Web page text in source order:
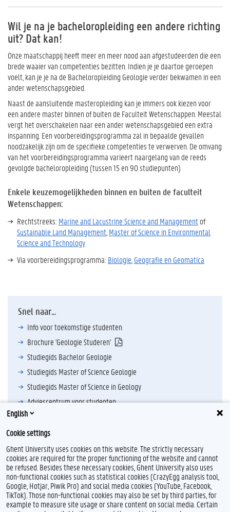
Wil je na je bacheloropleiding een andere richting
uit? Dat kan!
Onze maatschappij heeft meer en meer nood aan afgestudeerden die een
brede waaier van competenties bezitten. Indien je je daartoe geroepen
voelt, kan je je na de Bacheloropleiding Geologie verder bekwamen in een
ander wetenschapsgebied.
Naast de aansluitende masteropleiding kan je immers ook kiezen voor
een andere master binnen of buiten de Faculteit Wetenschappen. Meestal
vergt het overschakelen naar een ander wetenschapsgebied een extra
inspanning. Een voorbereidingsprogramma zal in bepaalde gevallen
noodzakelijk zijn om de specifieke competenties te verwerven. De omvang
van het voorbereidingsprogramma varieert naargelang van de reeds
gevolgde bacheloropleiding (tussen 15 en 90 studiepunten)
Enkele keuzemogelijkheden binnen en buiten de faculteit
Wetenschappen:
Rechtstreeks: Marine and Lacustrine Science and Managementof
Sustainable Land Management Master of Science in Environmental
Science and Technology
Via voorbereidingsprogramma: Biologie Geografie en Geomatica
Snel naar...
Info voor toekomstige studenten
Brochure 'Geologie Studeren'
Studiegids Bachelor Geologie
Studiegids Master of Science Geologie
Studiegids Master of Science in Geology
Adviescentrum voor studenten
F
a
c
e
T
w
i
t
Y
o
u
T
English
Cookie settings
Ghent University uses cookies on this website. The strictly necessary
cookies are required for the proper functioning of the website and cannot
be refused. Besides these necessary cookies, Ghent University also uses
non-functional cookies such as statistical cookies (CrazyEgg analysis tool,
Google, Hotjar, Piwik Pro) and social media cookies (YouTube, Facebook,
TikTok). Those non-functional cookies may also be set by third parties, for
example to measure site usage or share content on social media. Certain